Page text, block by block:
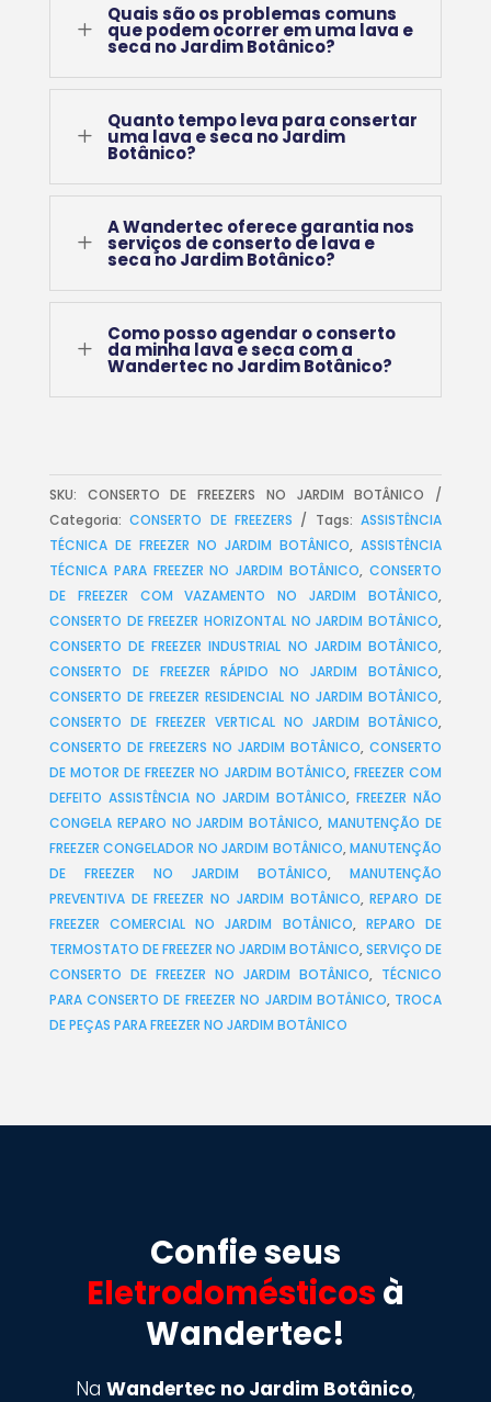
L
Quais são os problemas comuns
que podem ocorrer em uma lava e
seca no Jardim Botânico?
L
Quanto tempo leva para consertar
uma lava e seca no Jardim
Botânico?
L
A Wandertec oferece garantia nos
serviços de conserto de lava e
seca no Jardim Botânico?
L
Como posso agendar o conserto
da minha lava e seca com a
Wandertec no Jardim Botânico?
SKU: CONSERTO DE FREEZERS NO JARDIM BOTÂNICO
Categoria:CONSERTO DE FREEZERS Tags:ASSISTÊNCIA
TÉCNICA DE FREEZER NO JARDIM BOTÂNICO,ASSISTÊNCIA
TÉCNICA PARA FREEZER NO JARDIM BOTÂNICO,CONSERTO
DE FREEZER COM VAZAMENTO NO JARDIM BOTÂNICO,
CONSERTO DE FREEZER HORIZONTAL NO JARDIM BOTÂNICO,
CONSERTO DE FREEZER INDUSTRIAL NO JARDIM BOTÂNICO,
CONSERTO DE FREEZER RÁPIDO NO JARDIM BOTÂNICO,
CONSERTO DE FREEZER RESIDENCIAL NO JARDIM BOTÂNICO,
CONSERTO DE FREEZER VERTICAL NO JARDIM BOTÂNICO,
CONSERTO DE FREEZERS NO JARDIM BOTÂNICO,CONSERTO
DE MOTOR DE FREEZER NO JARDIM BOTÂNICO,FREEZER COM
DEFEITO ASSISTÊNCIA NO JARDIM BOTÂNICO,FREEZER NÃO
CONGELA REPARO NO JARDIM BOTÂNICO,MANUTENÇÃO DE
FREEZER CONGELADOR NO JARDIM BOTÂNICO,MANUTENÇÃO
DE FREEZER NO JARDIM BOTÂNICO,MANUTENÇÃO
PREVENTIVA DE FREEZER NO JARDIM BOTÂNICO,REPARO DE
FREEZER COMERCIAL NO JARDIM BOTÂNICO, REPARO DE
TERMOSTATO DE FREEZER NO JARDIM BOTÂNICO,SERVIÇO DE
CONSERTO DE FREEZER NO JARDIM BOTÂNICO, TÉCNICO
PARA CONSERTO DE FREEZER NO JARDIM BOTÂNICO, TROCA
DE PEÇAS PARA FREEZER NO JARDIM BOTÂNICO
Confie seus
Eletrodomésticos à
Wandertec!
Na Wandertec no Jardim Botânico,